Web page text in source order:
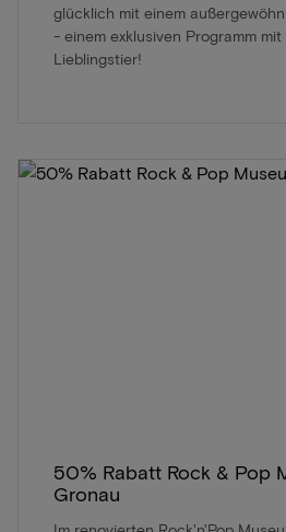
glücklich mit einem
- einem exklusiven Programm mit
Lieblingstier!
50% Rabatt Rock & Pop
Gronau